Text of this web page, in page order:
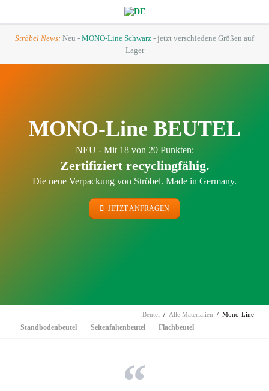
Ströbel News: Neu - MONO-Line Schwarz - jetzt verschiedene Größen auf
Lager
MONO-Line BEUTEL
NEU - Mit 18 von 20 Punkten:
Zertifiziert recyclingfähig.
Die neue Verpackung von Ströbel. Made in Germany.
JETZT ANFRAGEN
Beutel Alle Materialien Mono-Line
Navigation
Standbodenbeutel Seitenfaltenbeutel Flachbeutel